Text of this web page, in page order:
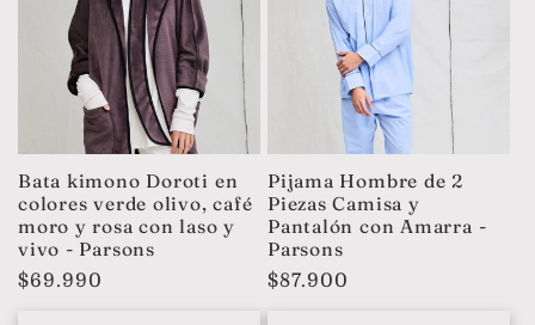
Bata kimono Doroti en
colores verde olivo, café
moro y rosa con laso y
vivo - Parsons
Precio
$69.990
Pijama Hombre de 2
Piezas Camisa y
Pantalón con Amarra -
Parsons
Precio
$87.900